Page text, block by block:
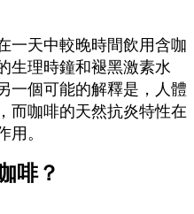
一天中較晚時間飲用含咖
生理時鐘和褪黑激素水
一個可能的解釋是，人體
而咖啡的天然抗炎特性在
用。
啡？